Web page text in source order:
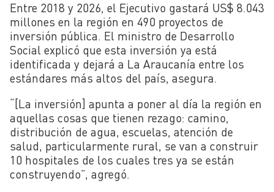
Entre 2018 y 2026, el Ejecutivo gastará US$ 8.043
millones en la región en 490 proyectos de
inversión pública. El ministro de Desarrollo
Social explicó que esta inversión ya está
identificada y dejará a La Araucanía entre los
estándares más altos del país, asegura.
“[La inversión] apunta a poner al día la región en
aquellas cosas que tienen rezago: camino,
distribución de agua, escuelas, atención de
salud, particularmente rural, se van a construir
10 hospitales de los cuales tres ya se están
construyendo”, agregó.